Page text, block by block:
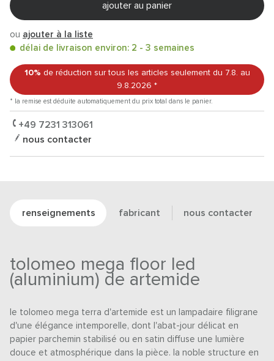
ajouter au panier
ou ajouter à la liste
délai de livraison environ: 2 - 3 semaines
10% de réduction sur tous les articles seulement du 7.8. au
9.8.2026 *
* la remise est déduite automatiquement du prix total dans le panier.
+49 7231 313061
nous contacter
renseignements fabricant nous contacter
tolomeo mega floor led
(aluminium) de artemide
le tolomeo mega terra d'artemide est un lampadaire filigrane
d'une élégance intemporelle, dont l'abat-jour délicat en
papier parchemin stabilisé ou en satin diffuse une lumière
douce et atmosphérique dans la pièce. la noble structure en